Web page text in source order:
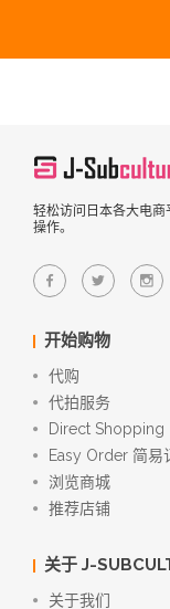
轻松访问日本各大电
操作。
开始购物
代购
代拍服务
Direct Shopping
Easy Order 简易
浏览商城
推荐店铺
关于 J-
关于我们